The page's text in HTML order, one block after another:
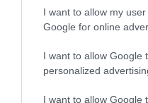
I want to allow my
Google for online
I want to allow Google
personalized
I want to allow Google
A KORALLZÁTONY NEM
SZÍNES HALAKBÓL ÁLL: